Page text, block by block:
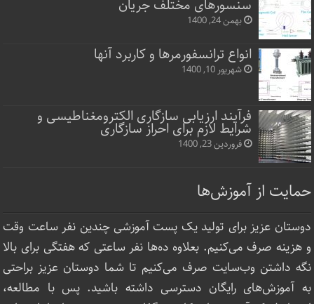
سنسورهای مختلف جریان
بهمن 24, 1400
انواع ترانسفورمرها و کاربرد آنها
شهریور 10, 1400
فرآیند ارزیابی سازگاری الکترومغناطیسی و
شرایط لازم برای احراز سازگاری
فروردین 23, 1400
حمایت از آموزش‌ها
دوستان عزیز برای تولید یک پست آموزشی چندین نفر ساعت‌ وقت
و هزینه صرف می‌کنیم. بعلاوه ده‌ها نفر ساعتی که هفتگی برای بالا
نگه داشتن وب‌سایت صرف ‌می‌کنیم تا شما دوستان عزیز براحتی
به آموزش‌های رایگان دسترسی داشته باشید. پس با مطالعه،